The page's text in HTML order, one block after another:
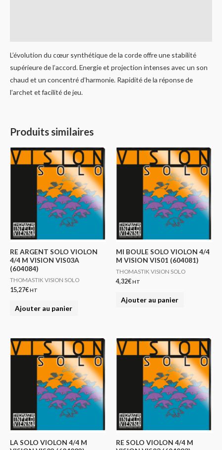
L’évolution du cœur synthétique de la corde offre une stabilité
supérieure de l’accord. Energie et projection intenses avec un son
chaud et un concentré d’harmonie. Rapidité de la réponse de
l’archet et facilité de jeu.
Produits similaires
RE ARGENT SOLO VIOLON
4/4 M VISION VIS03A
(604084)
THOMASTIK VISION SOLO
15,27€HT
Ajouter au panier
MI BOULE SOLO VIOLON 4/4
M VISION VIS01 (604081)
THOMASTIK VISION SOLO
4,32€HT
Ajouter au panier
LA SOLO VIOLON 4/4 M
RE SOLO VIOLON 4/4 M